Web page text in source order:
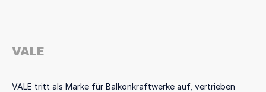
VALE
VALE tritt als Marke für Balkonkraftwerke auf, vertrieben